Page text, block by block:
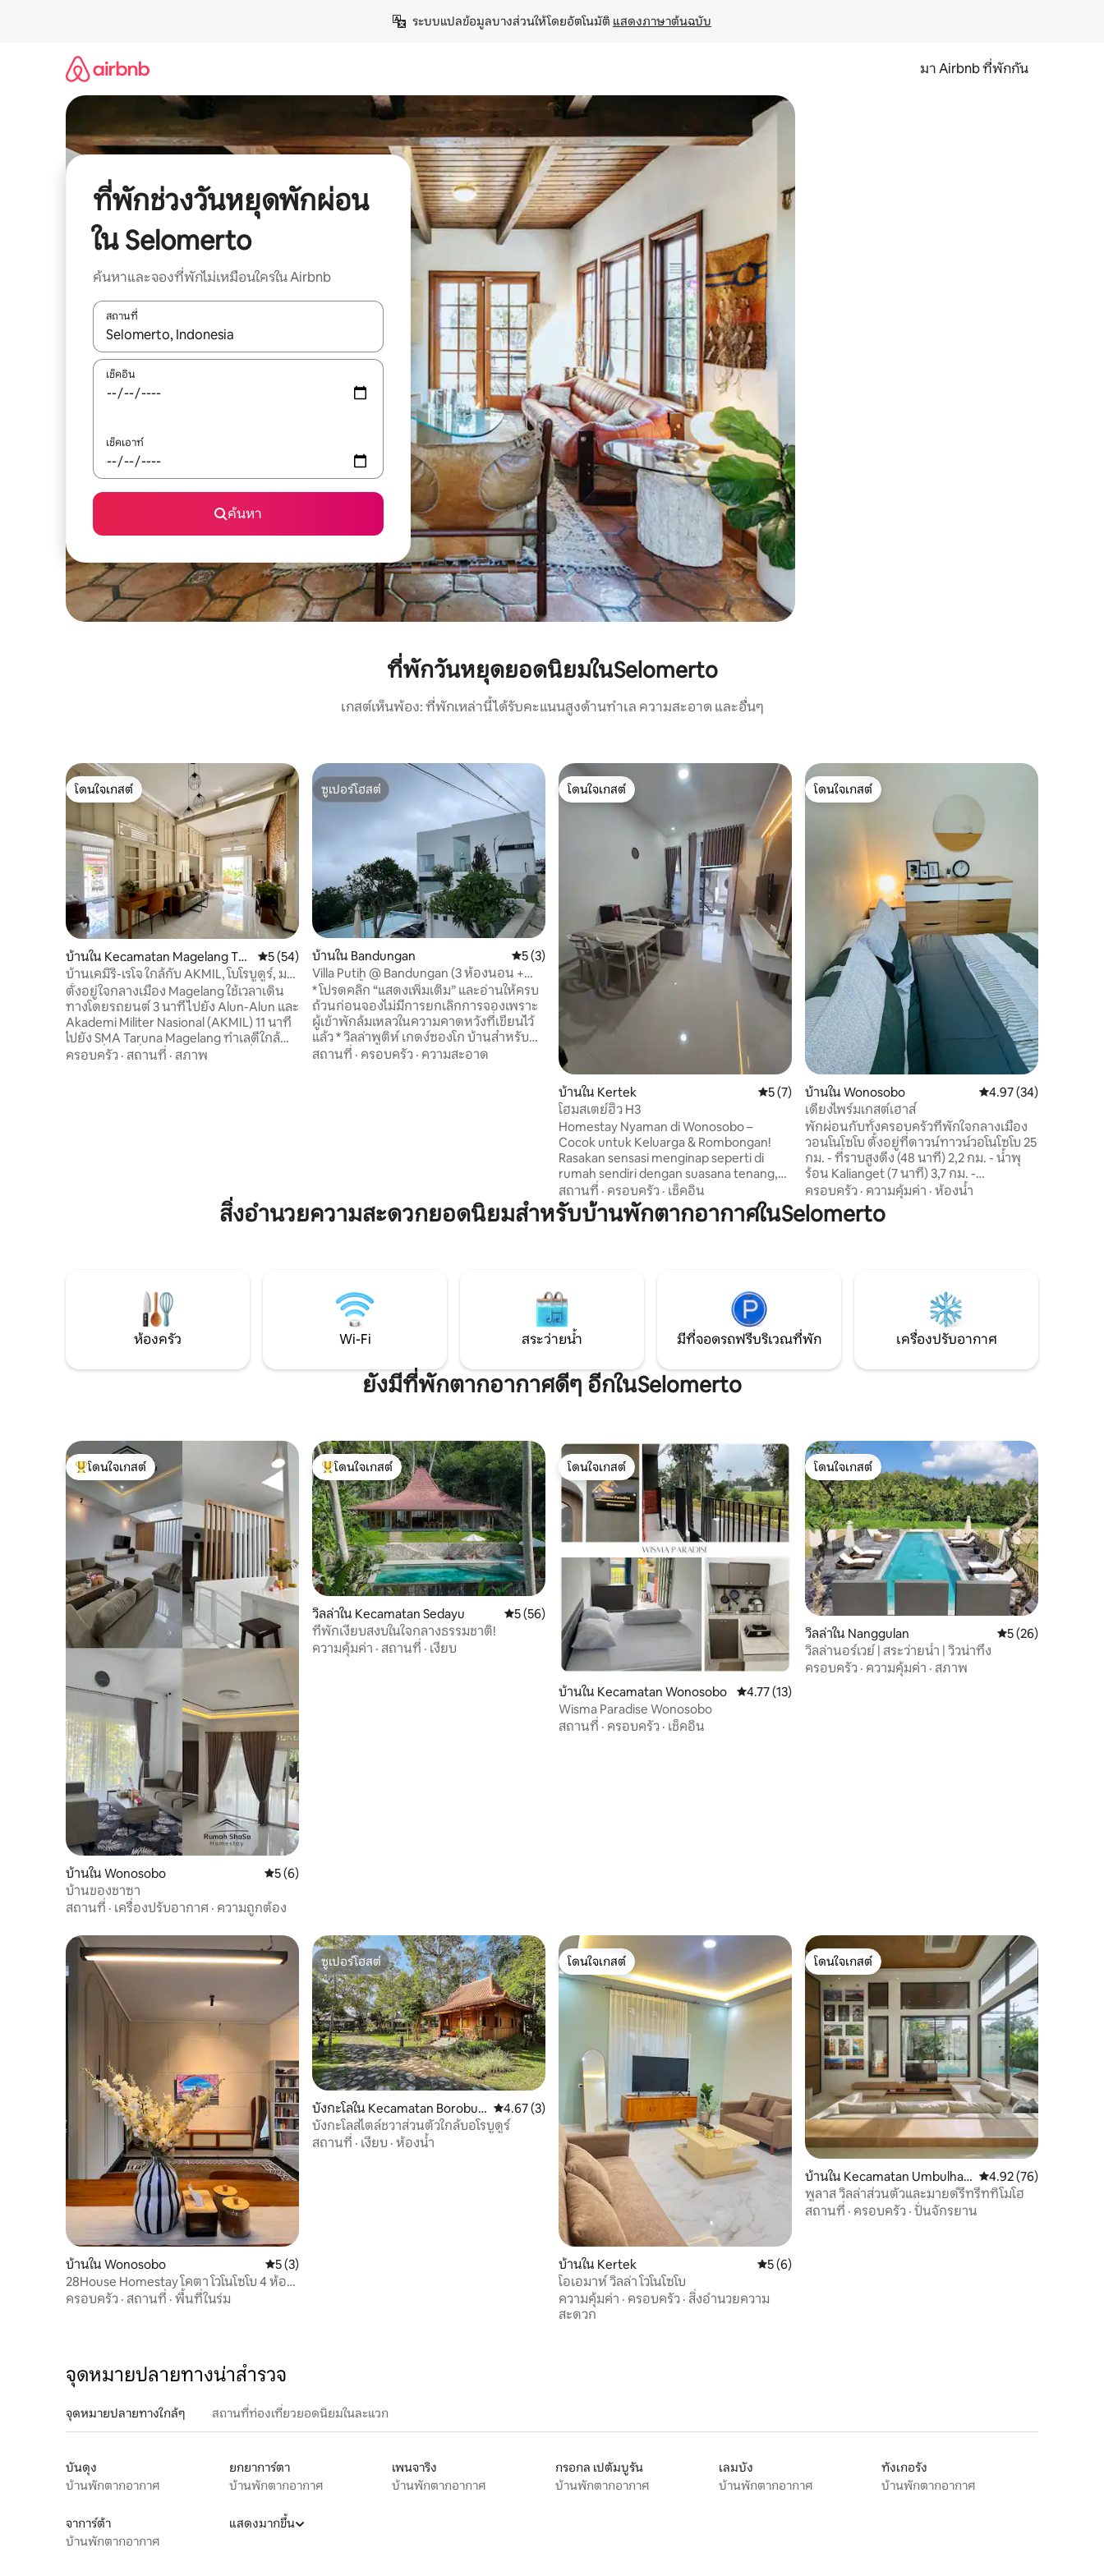
ระบบแปลข้อมูลบางส่วนให้โดยอัตโนมัติ แสดงภาษาต้นฉบับ
มา Airbnb ที่พักกัน
ที่พักช่วงวันหยุดพักผ่อน
ใน Selomerto
ค้นหาและจองที่พักไม่เหมือนใครใน Airbnb
สถานที่
ใช้ลูกศรขึ้นลง หรือใช้การสัมผัสหรือปัด เพื่อสำรวจผลการค้นหา
เช็คอิน
เช็คเอาท์
ค้นหา
ที่พักวันหยุดยอดนิยมในSelomerto
เกสต์เห็นพ้อง: ที่พักเหล่านี้ได้รับคะแนนสูงด้านทำเล ความสะอาด และอื่นๆ
โดนใจเกสต์
โดนใจเกสต์
บ้านใน Kecamatan Magelang Te
ngah
คะแนนเฉลี่ย 5 จาก 5, 54 รีวิว
5 (54)
บ้านเคมิริ-เรโจ ใกล้กับ AKMIL, โบโรบูดูร์, มา
เกลัง
ตั้งอยู่ใจกลางเมือง Magelang ใช้เวลาเดิน
ทางโดยรถยนต์ 3 นาทีไปยัง Alun-Alun และ
Akademi Militer Nasional (AKMIL) 11 นาที
ไปยัง SMA Taruna Magelang ทำเลดีใกล้
สถานที่ท่องเที่ยวสำคัญและสถานที่ท่อง
ครอบครัว · สถานที่ · สภาพ
ซูเปอร์โฮสต์
ซูเปอร์โฮสต์
บ้านใน Bandungan คะแนนเฉลี่ย 5 จาก 5, 3 รีวิว
5 (3)
Villa Putih @ Bandungan (3 ห้องนอน +
สระว่ายน้ำ)
* โปรดคลิก “แสดงเพิ่มเติม” และอ่านให้ครบ
ถ้วนก่อนจองไม่มีการยกเลิกการจองเพราะ
ผู้เข้าพักล้มเหลวในความคาดหวังที่เขียนไว้
แล้ว * วิลล่าพูติห์ เกดง์ซองโก บ้านสำหรับ
ครอบครัวส่วนตัว 3 ห้องนอน (พักได้สูงสุด 11
สถานที่ · ครอบครัว · ความสะอาด
โดนใจเกสต์
โดนใจเกสต์
บ้านใน Kertek คะแนนเฉลี่ย 5 จาก 5, 7 รีวิว
5 (7)
โฮมสเตย์ฮิว H3
Homestay Nyaman di Wonosobo –
Cocok untuk Keluarga & Rombongan!
Rasakan sensasi menginap seperti di
rumah sendiri dengan suasana tenang,
bersih, dan nyaman. Dilengkapi fasilitas
lengkap: ✔ Wifi ✔ Dapur lengkap ✔ TV ✔
Water Heater ✔ View gunung yang
menit • Posong – 40 menit • Dieng – 50
menit • Bukit Sikunir – 60 menit
สถานที่ · ครอบครัว · เช็คอิน
โดนใจเกสต์
โดนใจเกสต์
บ้านใน Wonosobo คะแนนเฉลี่ย 4.97 จาก
4.97 (34)
เดียงไพร์มเกสต์เฮาส์
พักผ่อนกับทั้งครอบครัวที่พักใจกลางเมือง
วอนโนโซโบ ตั้งอยู่ที่ดาวน์ทาวน์วอโนโซโบ 25
กม. - ที่ราบสูงดีง (48 นาที) 2,2 กม. - น้ำพุ
ร้อน Kalianget (7 นาที) 3,7 กม. -
Wonosobo Townsquare (8 นาที) 9,1 กม. -
ทะเลสาบเมนเจอร์ (20 นาที) 9,7 กม. - เดอะ
เฮฟเว่นแกลมปิ้งแอนด์เรสโต (22 นาที) 10
View Golden Sunrise (29 ม.)
ครอบครัว · ความคุ้มค่า · ห้องน้ำ
สิ่งอำนวยความสะดวกยอดนิยมสำหรับบ้านพักตากอากาศในSelomerto
ห้องครัว Wi-Fi สระว่ายน้ำ มีที่จอดรถฟรีบริเวณที่พัก เครื่องปรับอากาศ
ยังมีที่พักตากอากาศดีๆ อีกในSelomerto
โดนใจเกสต์ที่สุด
โดนใจเกสต์
บ้านใน Wonosobo คะแนนเฉลี่ย 5 จาก 5, 6 รีวิว
5 (6)
บ้านของชาซา
สถานที่ · เครื่องปรับอากาศ · ความถูกต้อง
โดนใจเกสต์ที่สุด
โดนใจเกสต์
วิลล่าใน Kecamatan Sedayu คะแนนเฉลี่ย 5 จาก 5, 56 รีวิว
5 (56)
ที่พักเงียบสงบในใจกลางธรรมชาติ!
ความคุ้มค่า · สถานที่ · เงียบ
โดนใจเกสต์
โดนใจเกสต์
บ้านใน Kecamatan Wonosobo คะแนนเฉลี่ย 4.77 จาก 5, 13 รีวิว
4.77 (13)
Wisma Paradise Wonosobo
สถานที่ · ครอบครัว · เช็คอิน
โดนใจเกสต์
โดนใจเกสต์
วิลล่าใน Nanggulan คะแนนเฉลี่ย 5 จาก
5 (26)
วิลล่านอร์เวย์ | สระว่ายน้ำ | วิวน่าทึ่ง
ครอบครัว · ความคุ้มค่า · สภาพ
บ้านใน Wonosobo คะแนนเฉลี่ย 5 จาก 5, 3 รีวิว
5 (3)
28House Homestay โคตา โวโนโซโบ 4 ห้อง
- 5 เตียง
ครอบครัว · สถานที่ · พื้นที่ในร่ม
ซูเปอร์โฮสต์
ซูเปอร์โฮสต์
บังกะโลใน Kecamatan Borobud
ur
คะแนนเฉลี่ย 4.67 จาก 5, 3 รีวิว
4.67 (3)
บังกะโลสไตล์ชวาส่วนตัวใกล้บอโรบูดูร์
สถานที่ · เงียบ · ห้องน้ำ
โดนใจเกสต์
โดนใจเกสต์
บ้านใน Kertek คะแนนเฉลี่ย 5 จาก 5, 6 รีวิว
5 (6)
โอเอมาห์ วิลล่า โวโนโซโบ
ความคุ้มค่า · ครอบครัว · สิ่งอำนวยความ
สะดวก
โดนใจเกสต์
โดนใจเกสต์
บ้านใน Kecamatan Umbulharj
o
คะแนนเฉลี่ย 4.92 จาก
4.92 (76)
พูลาส วิลล่าส่วนตัวและมายด์รีทรีททิโมโฮ
สถานที่ · ครอบครัว · ปั่นจักรยาน
จุดหมายปลายทางน่าสำรวจ
จุดหมายปลายทางใกล้ๆ สถานที่ท่องเที่ยวยอดนิยมในละแวก
บันดุง
บ้านพักตากอากาศ
ยกยาการ์ตา
บ้านพักตากอากาศ
เพนจาริง
บ้านพักตากอากาศ
กรอกล เปตัมบูรัน
บ้านพักตากอากาศ
เลมบัง
บ้านพักตากอากาศ
ทังเกอรัง
บ้านพักตากอากาศ
จาการ์ต้า
บ้านพักตากอากาศ
แสดงมากขึ้น